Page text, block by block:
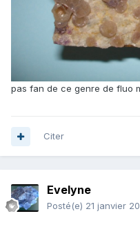
pas fan de ce genre de fluo
Citer
Evelyne
Posté(e) 21 janvier